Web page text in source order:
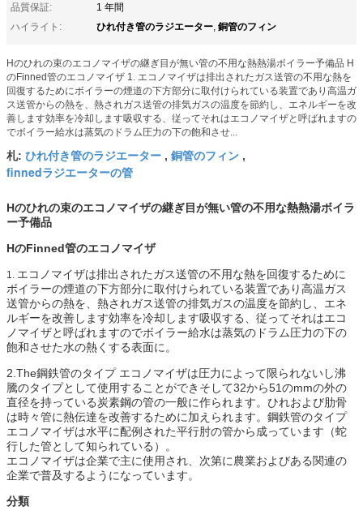
品質保証:
1 年間
ハイライト:
ひれ付き管のラジエーター, 銅管のフィン
Hのひれの束のエコノマイザの継ぎ目が無い管の不用な熱熱湯ボイラー予備品 H
のFinned管のエコノマイザ 1. エコノマイザは排出されたガス送管の不用な熱を
回復するためにボイラーの煙道の下方部分に取付けられている装置であり高温ガ
ス送管からの熱を、熱されガス送管の排気ガスの温度を節約し、エネルギーを改
善します効率を冷却します吸収する、従ってそれはエコノマイザと呼ばれますの
でボイラー給水は蒸気のドラム圧力の下の飽和させ...
札: ひれ付き管のラジエーター , 銅管のフィン ,
finnedラジエーターの管
Hのひれの束のエコノマイザの継ぎ目が無い管の不用な熱熱湯ボイラ
ー予備品
HのFinned管のエコノマイザ
1. エコノマイザは排出されたガス送管の不用な熱を回復するために
ボイラーの煙道の下方部分に取付けられている装置であり高温ガス
送管からの熱を、熱されガス送管の排気ガスの温度を節約し、エネ
ルギーを改善します効率を冷却します吸収する、従ってそれはエコ
ノマイザと呼ばれますのでボイラー給水は蒸気のドラム圧力の下の
飽和させた水の熱くする表面に。
2.The鋼鉄管のタイプ エコノマイザは圧力によって限られないし沸
騰のタイプとして使用することができそして32から51のmmの外の
直径を持っている炭素鋼の管の一般に作られます。ひれおよび肋骨
は時々管に熱伝達を改善するために加えられます。鋼鉄管のタイプ
エコノマイザは水平に配例された平行肘の管から成っています（蛇
行した管として知られている）。
エコノマイザは企業で主に使用され、次第に農業およびある関連の
企業で普及するようになっています。
分類